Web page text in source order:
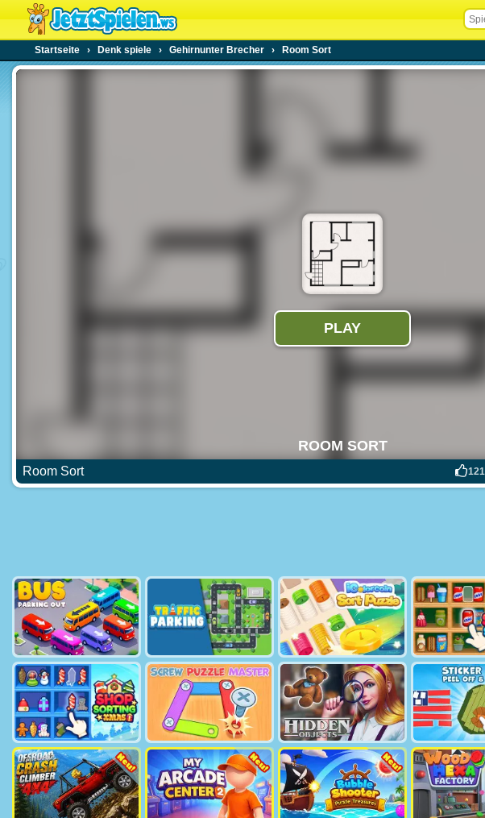
Startseite › Denk spiele › Gehirnunter Brecher › Room Sort
Room Sort 121